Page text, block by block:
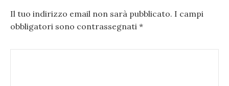
Il tuo indirizzo email non sarà pubblicato. I campi
obbligatori sono contrassegnati *